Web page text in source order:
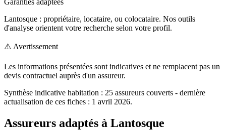
Garanties adaptées
Lantosque : propriétaire, locataire, ou colocataire. Nos outils
d'analyse orientent votre recherche selon votre profil.
⚠️ Avertissement
Les informations présentées sont indicatives et ne remplacent pas un
devis contractuel auprès d'un assureur.
Synthèse indicative habitation : 25 assureurs couverts - dernière
actualisation de ces fiches : 1 avril 2026.
Assureurs adaptés à Lantosque